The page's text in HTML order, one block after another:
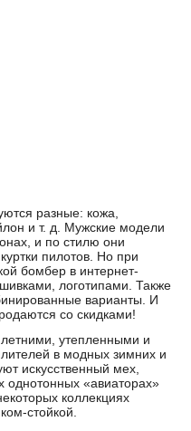
разные: кожа,
и т. д. Мужские модели
и по стилю они
пилотов. Но при
бомбер в интернет-
логотипами. Также
варианты. И
со скидками!
утепленными и
в модных зимних и
искусственный мех,
однотонных «авиаторах»
коллекциях
стойкой.